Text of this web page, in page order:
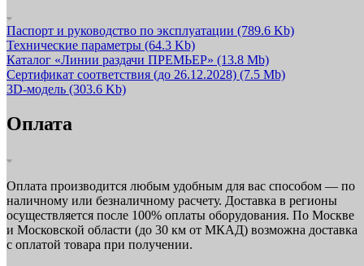
Паспорт и руководство по эксплуатации (789.6 Kb)
Технические параметры (64.3 Kb)
Каталог «Линии раздачи ПРЕМЬЕР» (13.8 Mb)
Сертификат соответствия (до 26.12.2028) (7.5 Mb)
3D-модель (303.6 Kb)
Оплата
Оплата производится любым удобным для вас способом — по
наличному или безналичному расчету. Доставка в регионы
осуществляется после 100% оплаты оборудования. По Москве
и Московской области (до 30 км от МКАД) возможна доставка
с оплатой товара при получении.